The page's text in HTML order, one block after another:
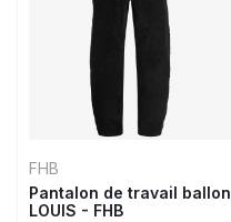
FHB
Pantalon de travail ballon
LOUIS - FHB